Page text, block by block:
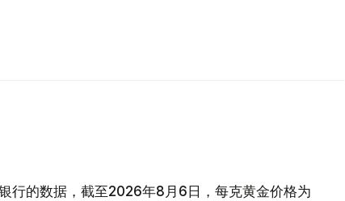
行的数据，截至2026年8月6日，每克黄金价格为